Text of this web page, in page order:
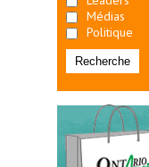
Médias
Politique